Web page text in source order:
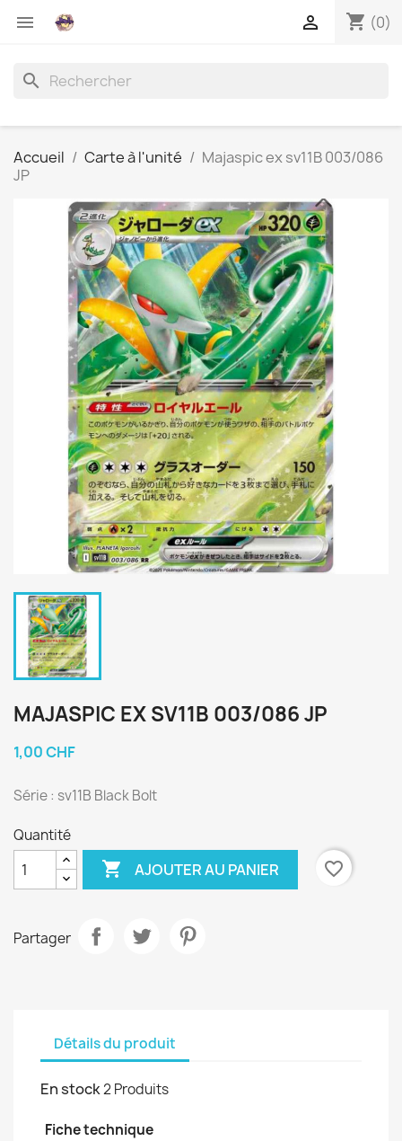
 shopping_cart (0)

search
Accueil Carte à l'unité
Majaspic ex sv11B 003/086
JP
MAJASPIC EX SV11B 003/086 JP
1,00 CHF
Série : sv11B Black Bolt
Quantité
 AJOUTER AU PANIER favorite_border
Partager
Détails du produit
En stock2 Produits
Fiche technique